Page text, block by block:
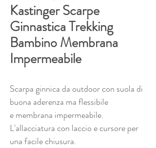
Kastinger Scarpe
Ginnastica Trekking
Bambino Membrana
Impermeabile
Scarpa ginnica da outdoor con suola di
buona aderenza ma flessibile
e membrana impermeabile.
L'allacciatura con laccio e cursore per
una facile chiusura.